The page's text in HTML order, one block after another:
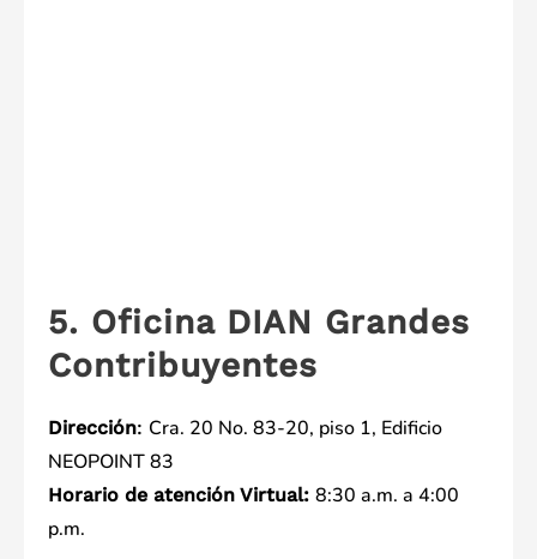
5. Oficina DIAN Grandes
Contribuyentes
Dirección: Cra. 20 No. 83-20, piso 1, Edificio
NEOPOINT 83
Horario de atención Virtual: 8:30 a.m. a 4:00
p.m.